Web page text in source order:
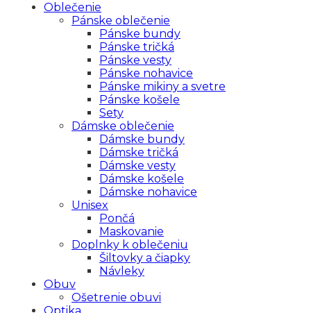
Oblečenie
Pánske oblečenie
Pánske bundy
Pánske tričká
Pánske vesty
Pánske nohavice
Pánske mikiny a svetre
Pánske košele
Sety
Dámske oblečenie
Dámske bundy
Dámske tričká
Dámske vesty
Dámske košele
Dámske nohavice
Unisex
Pončá
Maskovanie
Doplnky k oblečeniu
Šiltovky a čiapky
Návleky
Obuv
Ošetrenie obuvi